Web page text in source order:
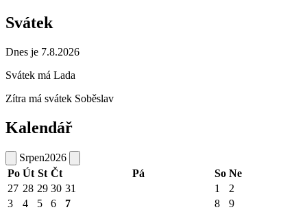
Svátek
Dnes je 7.8.2026
Svátek má Lada
Zítra má svátek Soběslav
Kalendář
Srpen2026
Po Út St Čt Pá So Ne
27 28 29 30 31 1
2
3
4 5 6 7 8 9